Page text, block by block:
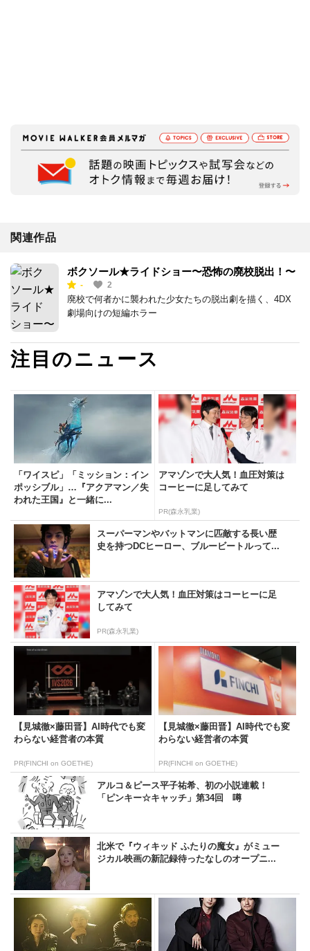
関連作品
ボクソール★ライドショー〜恐怖の廃校脱出！〜
- 2
廃校で何者かに襲われた少女たちの脱出劇を描く、4DX
劇場向けの短編ホラー
注目のニュース
「ワイスピ」「ミッション：イン
ポッシブル」…『アクアマン／失
われた王国』と一緒に...
アマゾンで大人気！血圧対策は
コーヒーに足してみて
PR(森永乳業)
スーパーマンやバットマンに匹敵する長い歴
史を持つDCヒーロー、ブルービートルって...
アマゾンで大人気！血圧対策はコーヒーに足
してみて
PR(森永乳業)
【見城徹×藤田晋】AI時代でも変
わらない経営者の本質
PR(FINCHI on GOETHE)
【見城徹×藤田晋】AI時代でも変
わらない経営者の本質
PR(FINCHI on GOETHE)
アルコ＆ピース平子祐希、初の小説連載！
「ピンキー☆キャッチ」第34回 噂
北米で『ウィキッド ふたりの魔女』がミュー
ジカル映画の新記録待ったなしのオープニ...